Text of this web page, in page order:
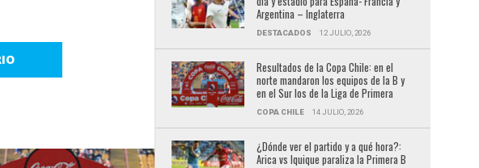
Argentina – Inglaterra
DESTACADOS 12 JULIO, 2026
Resultados de la Copa Chile: en el
norte mandaron los equipos de la B y
en el Sur los de la Liga de Primera
COPA CHILE 14 JULIO, 2026
¿Dónde ver el partido y a qué hora?:
Arica vs Iquique paraliza la Primera B